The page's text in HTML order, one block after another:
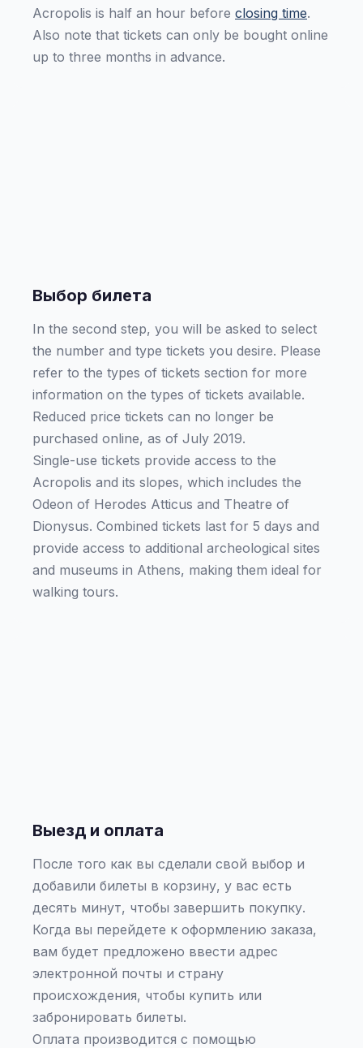
Acropolis is half an hour before closing time.
Also note that tickets can only be bought online
up to three months in advance.
Выбор билета
In the second step, you will be asked to select
the number and type tickets you desire. Please
refer to the types of tickets section for more
information on the types of tickets available.
Reduced price tickets can no longer be
purchased online, as of July 2019.
Single-use tickets provide access to the
Acropolis and its slopes, which includes the
Odeon of Herodes Atticus and Theatre of
Dionysus. Combined tickets last for 5 days and
provide access to additional archeological sites
and museums in Athens, making them ideal for
walking tours.
Выезд и оплата
После того как вы сделали свой выбор и
добавили билеты в корзину, у вас есть
десять минут, чтобы завершить покупку.
Когда вы перейдете к оформлению заказа,
вам будет предложено ввести адрес
электронной почты и страну
происхождения, чтобы купить или
забронировать билеты.
Оплата производится с помощью